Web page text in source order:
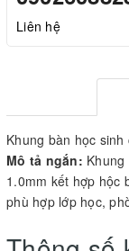
Liên hệ
Khung bàn học
Mô tả ngắn:
1.0mm kết hợp hộc
phù hợp lớp học,